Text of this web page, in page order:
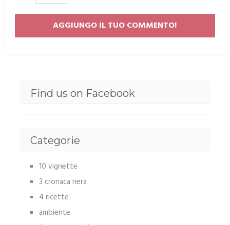
Find us on Facebook
Categorie
10 vignette
3 cronaca nera
4 ricette
ambiente